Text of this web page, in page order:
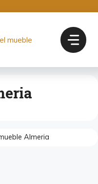
mueble
Almeria